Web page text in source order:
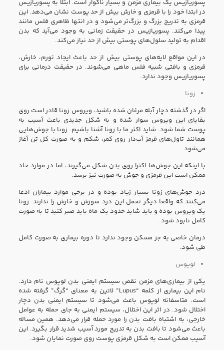
پسوریازیس یک بیماری مزمن و بسیار ناگوار است. ابتلا به پسوریازیس
در ابتدا خود را با قرمزی و خارش بیش از حد پوست نشان می‌دهد. این
قرمزی به تدریج بزرگ و بزرگ‌تر می‌شود و در انتها ظاهری فلس مانند
پیدا می‌کند. پسوریازیس در حقیقت زمانی به وجود می‌آید که بدن
اقدام به تولید سلول‌های پوستی بیش از حد نیاز می‌کند.
در این مواقع لایه‌های پوستی بیش از حد باعث ایجاد تورم، خارش،
قرمزی و بافتی شبیه فلس ماهی می‌شوند. در حقیقت درمانی برای
پسوریازیس وجود ندارد.
زونا
اگر در گذشته دچار آبله مرغان شده باشید، ویروس زونا قادر است روی
بقایای این ویروس سوار شده و به شکل جدیدی باعث آسیب به
پوست شما شود. شاید اکثر ما با زونا آشنا باشیم. زونا با جوش‌هایی
همانند تاول‌های قرمز آب‌دار روی کمر، شکم و به صورت کل تن آغاز
می‌شود.
با اینکه این جوش‌ها اکثرا روی بدن شکل می‌گیرند، اما در موارد حاد
ممکن است این قرمزی و جوش به صورت نیز برسد.
درد جوش‌های زونا بسیار زیاد بوده و در برخی موارد بیماران ادعا
می‌کنند که واقعا دیگر تحمل این درد سوزش و خارش را ندارند. زونا
یک ویروس بوده و باید شاید حدود یک ماه باید صبر کنید تا به صورت
کامل نابود شود.
درمان خاصی به جز مسکن وجود ندارد تا دوره بیماری به صورت کامل
طی شود.
لوپوس
یکی از بیماری‌های مزمن نقص سیستم ایمنی بدن لوپوس نام دارد.
نام این بیماری از کلمه “Lupus” لاتین به معنای “گرگ” گرفته شده
است. متاسفانه لوپوس باعث می‌شود تا سیستم ایمنی بدن دچار
اختلال شود. در اثر این اختلال، سیستم ایمنی به جای حمله به عوامل
خارجی، به اشتباه بافت بدن را مورد حمله قرار می‌دهد. همین مساله
باعث می‌شود تا بافت بدن به تدریج مورد آسیب شدید قرار بگیرد. این
آسیب ممکن است به شکل قرمزی پوست روی صورت نمایان شود.